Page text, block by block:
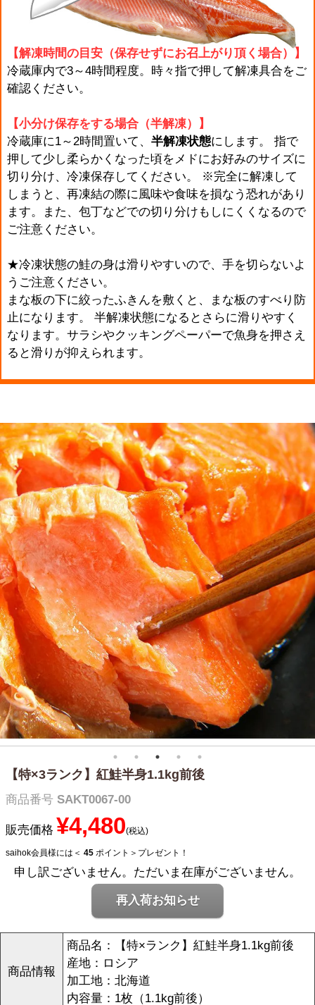
【解凍時間の目安（保存せずにお召上がり頂く場合）】
冷蔵庫内で3～4時間程度。時々指で押して解凍具合をご
確認ください。
【小分け保存をする場合（半解凍）
】
冷蔵庫に1～2時間置いて、 半解凍状態にします。 指で
押して少し柔らかくなった頃をメドにお好みのサイズに
切り分け、冷凍保存してください。 ※完全に解凍して
しまうと、再凍結の際に風味や食味を損なう恐れがあり
ます。また、包丁などでの切り分けもしにくくなるので
ご注意ください。
★冷凍状態の鮭の身は滑りやすいので、手を切らないよ
うご注意ください。
まな板の下に絞ったふきんを敷くと、まな板のすべり防
止になります。 半解凍状態になるとさらに滑りやすく
なります。サラシやクッキングペーパーで魚身を押さえ
ると滑りが抑えられます。
【特×3ランク】紅鮭半身1.1kg前後
商品番号 SAKT0067-00
販売価格 ¥4,480 税込
saihok会員様には＜ 45 ポイント＞プレゼント！
申し訳ございません。ただいま在庫がございません。
再入荷お知らせ
商品情報
商品名：【特×ランク】紅鮭半身1.1kg前後
産地：ロシア
加工地：北海道
内容量：1枚（1.1kg前後）